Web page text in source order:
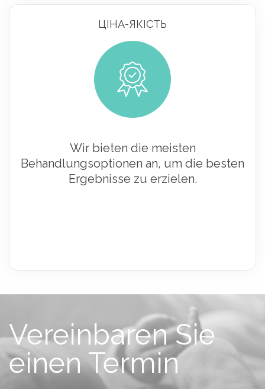
ЦІНА-ЯКІСТЬ
Wir bieten die meisten
Behandlungsoptionen an, um die besten
Ergebnisse zu erzielen.
Vereinbaren Sie
einen Termin